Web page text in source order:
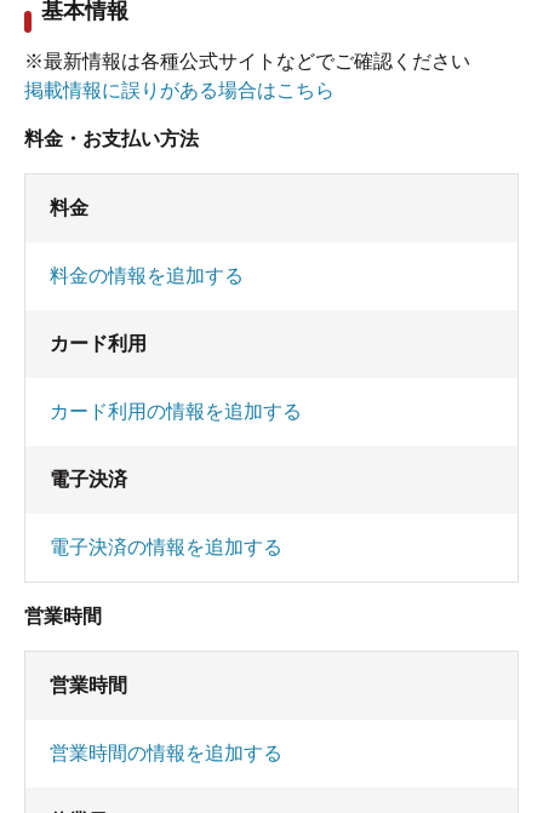
基本情報
※最新情報は各種公式サイトなどでご確認ください
掲載情報に誤りがある場合はこちら
料金・お支払い方法
料金
料金の情報を追加する
カード利用
カード利用の情報を追加する
電子決済
電子決済の情報を追加する
営業時間
営業時間
営業時間の情報を追加する